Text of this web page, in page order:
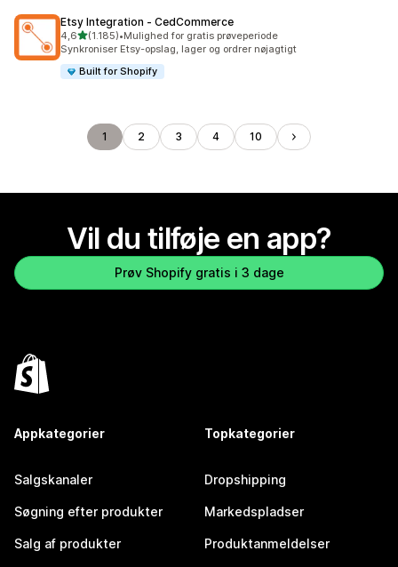
Etsy Integration ‑ CedCommerce
4,6ud af 5 stjerner
(1.185)
1185 anmeldelser i alt
•Mulighed for gratis prøveperiode
Synkroniser Etsy-opslag, lager og ordrer nøjagtigt
Built for Shopify
1 2 3 4 10
Vil du tilføje en app?
Prøv Shopify gratis i 3 dage
Appkategorier
Salgskanaler
Søgning efter produkter
Salg af produkter
Topkategorier
Dropshipping
Markedspladser
Produktanmeldelser